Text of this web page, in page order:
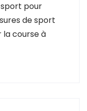
pour
de sport
la course à